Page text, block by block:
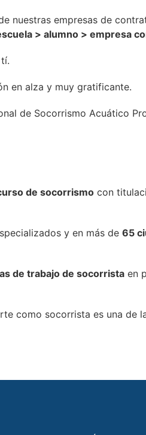
nuestras empresas de
> alumno > empresa
en alza y muy gratificante.
de Socorrismo Acuático
de socorrismo con
y en más de 65
de trabajo de socorrista en
como socorrista es una de